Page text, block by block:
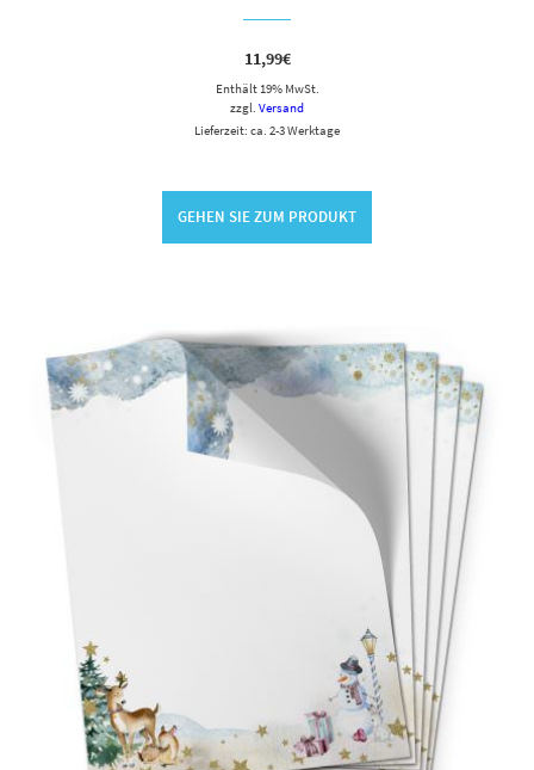
11,99€
Enthält 19% MwSt.
zzgl. Versand
Lieferzeit: ca. 2-3 Werktage
GEHEN SIE ZUM PRODUKT